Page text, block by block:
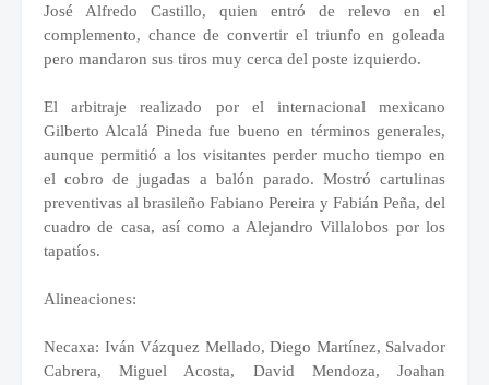
José Alfredo Castillo, quien entró de relevo en el
complemento, chance de convertir el triunfo en goleada
pero mandaron sus tiros muy cerca del poste izquierdo.
El arbitraje realizado por el internacional mexicano
Gilberto Alcalá Pineda fue bueno en términos generales,
aunque permitió a los visitantes perder mucho tiempo en
el cobro de jugadas a balón parado. Mostró cartulinas
preventivas al brasileño Fabiano Pereira y Fabián Peña, del
cuadro de casa, así como a Alejandro Villalobos por los
tapatíos.
Alineaciones:
Necaxa: Iván Vázquez Mellado, Diego Martínez, Salvador
Cabrera, Miguel Acosta, David Mendoza, Joahan